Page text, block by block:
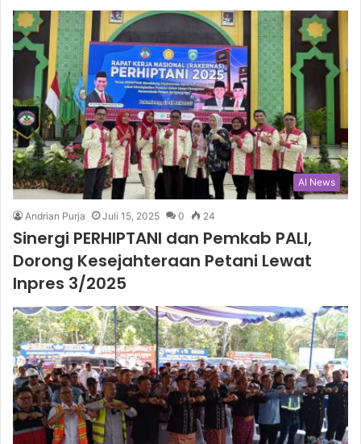
AI News
Andrian Purja Juli 15, 2025 0 24
Sinergi PERHIPTANI dan Pemkab PALI,
Dorong Kesejahteraan Petani Lewat
Inpres 3/2025